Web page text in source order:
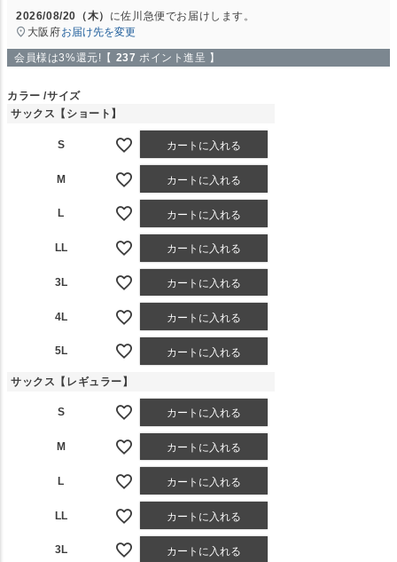
2026/08/20（木） に佐川急便でお届けします。
大阪府お届け先を変更
会員様は3%還元!【 237 ポイント進呈 】
カラー サイズ
サックス【ショート】
S カートに入れる
M カートに入れる
L カートに入れる
LL カートに入れる
3L カートに入れる
4L カートに入れる
5L カートに入れる
サックス【レギュラー】
S カートに入れる
M カートに入れる
L カートに入れる
LL カートに入れる
3L カートに入れる